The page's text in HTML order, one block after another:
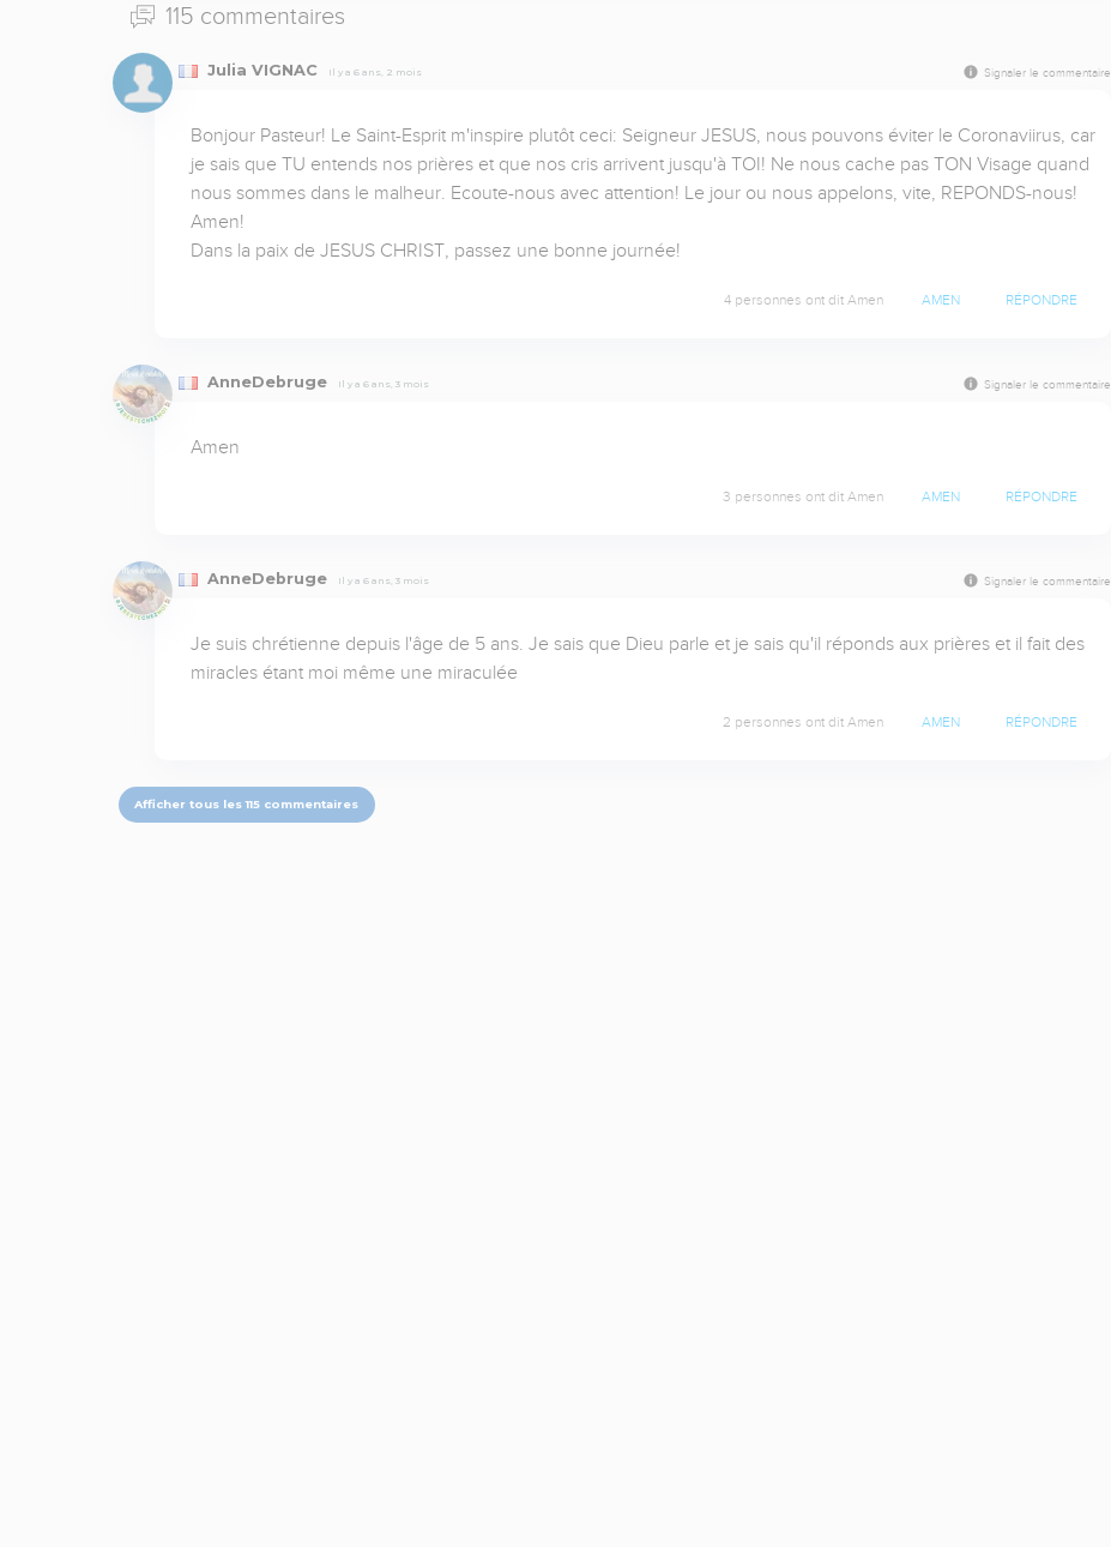
115 commentaires
Julia VIGNAC Il y a 6 ans, 2 mois Signaler le commentaire
Bonjour Pasteur! Le Saint-Esprit m'inspire plutôt ceci: Seigneur JESUS, nous pouvons éviter le Coronaviirus, car
je sais que TU entends nos prières et que nos cris arrivent jusqu'à TOI! Ne nous cache pas TON Visage quand
nous sommes dans le malheur. Ecoute-nous avec attention! Le jour ou nous appelons, vite, REPONDS-nous!
Amen!
Dans la paix de JESUS CHRIST, passez une bonne journée!
4 personnes ont dit Amen AMEN RÉPONDRE
AnneDebruge Il y a 6 ans, 3 mois Signaler le commentaire
Amen
3 personnes ont dit Amen AMEN RÉPONDRE
AnneDebruge Il y a 6 ans, 3 mois Signaler le commentaire
Je suis chrétienne depuis l'âge de 5 ans. Je sais que Dieu parle et je sais qu'il réponds aux prières et il fait des
miracles étant moi même une miraculée
2 personnes ont dit Amen AMEN RÉPONDRE
Afficher tous les 115 commentaires